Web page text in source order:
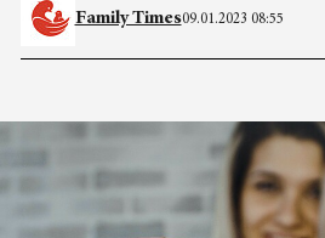
Family Times09.01.2023 08:55